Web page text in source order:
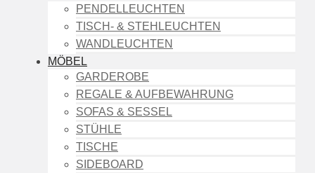
PENDELLEUCHTEN
TISCH- & STEHLEUCHTEN
WANDLEUCHTEN
MÖBEL
GARDEROBE
REGALE & AUFBEWAHRUNG
SOFAS & SESSEL
STÜHLE
TISCHE
SIDEBOARD